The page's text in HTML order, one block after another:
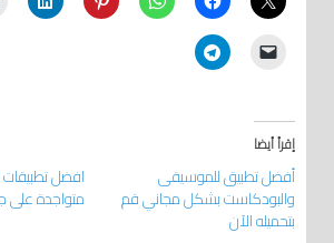
إقرأ أيضا
أفضل تطبيق للموسيقى
والبودكاست بشكل مجاني قم
بتحميله الآن
افضل تطبيقات
متواجدة على